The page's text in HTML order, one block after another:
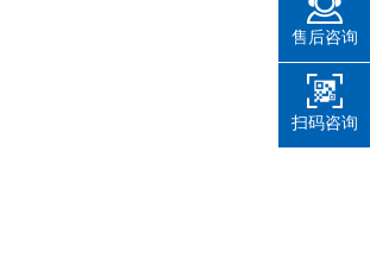
售后咨询
扫码咨询